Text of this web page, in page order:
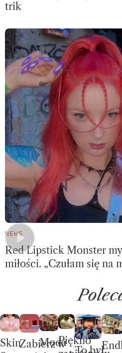
trik
NEWS
Red Lipstick Monster
miłości. „Czułam się na
SkinZabierz w
ModaPiękno
To był